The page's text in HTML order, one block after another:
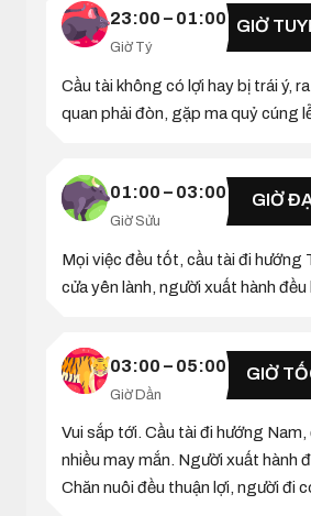
23:00 – 01:00
Giờ Tý
GIỜ
Cầu tài không có lợi hay bị trái ý,
quan phải đòn, gặp ma quỷ cúng
01:00 – 03:00
Giờ Sửu
GIỜ
Mọi việc đều tốt, cầu tài đi hướng
cửa yên lành, người xuất hành đều
03:00 – 05:00
Giờ Dần
GIỜ
Vui sắp tới. Cầu tài đi hướng Nam,
nhiều may mắn. Người xuất hành
Chăn nuôi đều thuận lợi, người đi